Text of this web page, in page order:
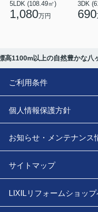
5LDK (108.49㎡)
1,080万円
3DK
690
高1100m以上の自然豊かな八
ご利用条件
個人情報保護方針
お知らせ・メンテナンス
サイトマップ
LIXILリフォームショッ